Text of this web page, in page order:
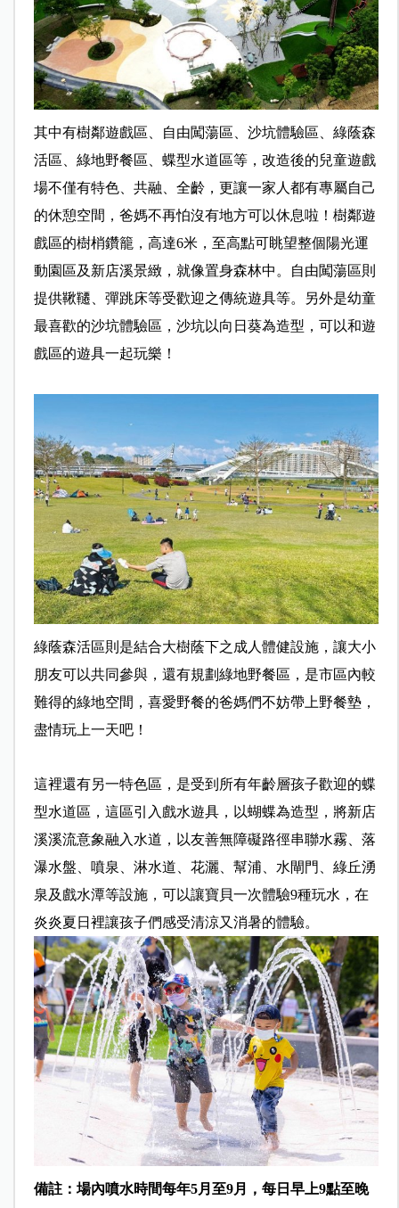
其中有樹鄰遊戲區、自由闖蕩區、沙坑體驗區、綠蔭森
活區、綠地野餐區、蝶型水道區等，改造後的兒童遊戲
場不僅有特色、共融、全齡，更讓一家人都有專屬自己
的休憩空間，爸媽不再怕沒有地方可以休息啦！樹鄰遊
戲區的樹梢鑽籠，高達6米，至高點可眺望整個陽光運
動園區及新店溪景緻，就像置身森林中。
自由闖蕩區則
提供鞦韆、彈跳床等受歡迎之傳統遊具等。另外是幼童
最喜歡的沙坑體驗區，沙坑以向日葵為造型，可以和遊
戲區的遊具一起玩樂！
綠蔭森活區則是結合大樹蔭下之成人體健設施，讓大小
朋友可以共同參與，還有規劃綠地野餐區，是市區內較
難得的綠地空間，喜愛野餐的爸媽們不妨帶上野餐墊，
盡情玩上一天吧！
這裡還有另一特色區，是受到所有年齡層孩子歡迎的蝶
型水道區，這區引入戲水遊具，以蝴蝶為造型，將新店
溪溪流意象融入水道，以友善無障礙路徑串聯水霧、落
瀑水盤、噴泉、淋水道、花灑、幫浦、水閘門、綠丘湧
泉及戲水潭等設施，可以讓寶貝一次體驗9種玩水，在
炎炎夏日裡讓孩子們感受清涼又消暑的體驗。
備註：場內噴水時間每年5月至9月，每日早上9點至晚